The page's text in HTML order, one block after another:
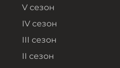
V сезон
IV сезон
III сезон
II сезон